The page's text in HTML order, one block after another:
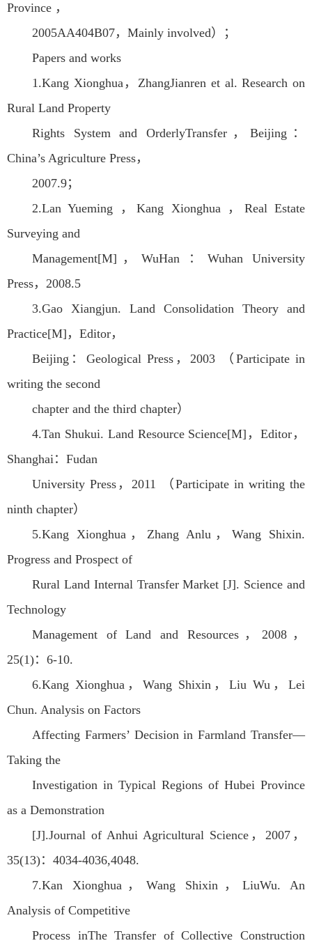
Province ，
2005AA404B07，Mainly involved）；
Papers and works
1.Kang Xionghua，ZhangJianren et al. Research on
Rural Land Property
Rights System and OrderlyTransfer，Beijing：
China’s Agriculture Press，
2007.9；
2.Lan Yueming ，Kang Xionghua ，Real Estate
Surveying and
Management[M]，WuHan ：Wuhan University
Press，2008.5
3.Gao Xiangjun. Land Consolidation Theory and
Practice[M]，Editor，
Beijing：Geological Press，2003 （Participate in
writing the second
chapter and the third chapter）
4.Tan Shukui. Land Resource Science[M]，Editor，
Shanghai：Fudan
University Press，2011 （Participate in writing the
ninth chapter）
5.Kang Xionghua，Zhang Anlu，Wang Shixin.
Progress and Prospect of
Rural Land Internal Transfer Market [J]. Science and
Technology
Management of Land and Resources，2008，
25(1)：6-10.
6.Kang Xionghua，Wang Shixin，Liu Wu，Lei
Chun. Analysis on Factors
Affecting Farmers’ Decision in Farmland Transfer—
Taking the
Investigation in Typical Regions of Hubei Province
as a Demonstration
[J].Journal of Anhui Agricultural Science，2007，
35(13)：4034-4036,4048.
7.Kan Xionghua，Wang Shixin，LiuWu. An
Analysis of Competitive
Process inThe Transfer of Collective Construction